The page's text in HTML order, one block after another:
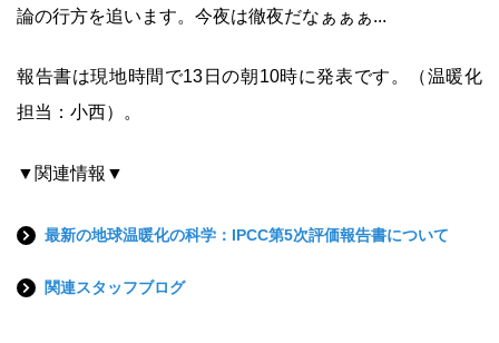
論の行方を追います。今夜は徹夜だなぁぁぁ...
報告書は現地時間で13日の朝10時に発表です。（温暖化
担当：小西）。
▼関連情報▼
最新の地球温暖化の科学：IPCC第5次評価報告書について
関連スタッフブログ